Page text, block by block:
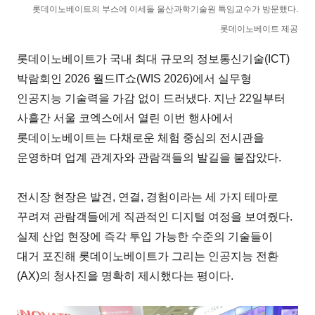
롯데이노베이트의 부스에 이세돌 울산과학기술원 특임교수가 방문했다.
롯데이노베이트 제공
롯데이노베이트가 국내 최대 규모의 정보통신기술(ICT)
박람회인 2026 월드IT쇼(WIS 2026)에서 실무형
인공지능 기술력을 가감 없이 드러냈다. 지난 22일부터
사흘간 서울 코엑스에서 열린 이번 행사에서
롯데이노베이트는 다채로운 체험 중심의 전시관을
운영하며 업계 관계자와 관람객들의 발길을 붙잡았다.
전시장 현장은 발견, 연결, 경험이라는 세 가지 테마로
꾸려져 관람객들에게 직관적인 디지털 여정을 보여줬다.
실제 산업 현장에 즉각 투입 가능한 수준의 기술들이
대거 포진해 롯데이노베이트가 그리는 인공지능 전환
(AX)의 청사진을 명확히 제시했다는 평이다.